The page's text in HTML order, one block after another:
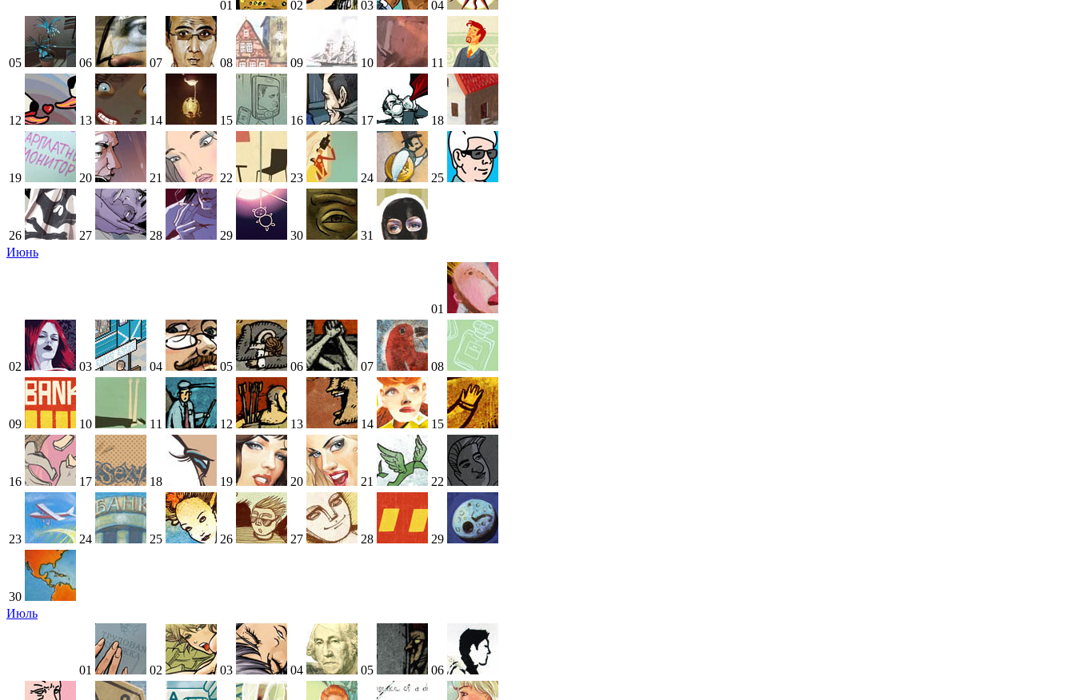
01 02 03 04
05 06 07 08 09 10 11
12 13 14 15 16 17 18
19 20 21 22 23 24 25
26 27 28 29 30
31
Июнь
01
02 03 04 05 06 07 08
09 10 11 12 13 14 15
16 17 18 19 20 21 22
23 24 25 26 27 28 29
30
Июль
01 02 03 04 05 06